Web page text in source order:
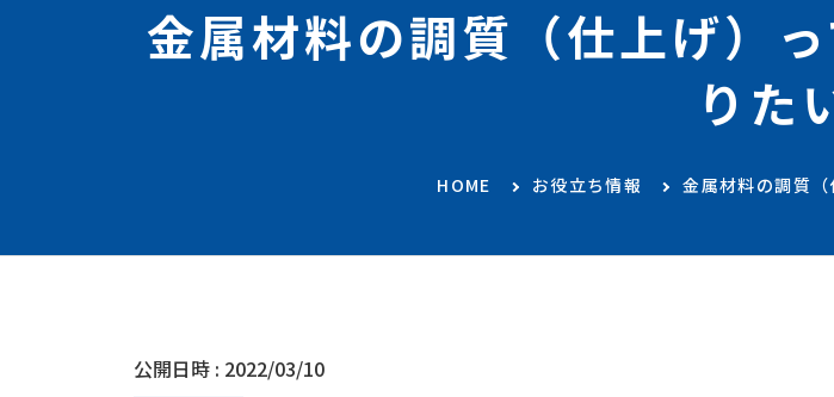
金属材料の調質（仕上げ）
りた
HOME お役立ち情報 金属材料の調質（
公開日時 : 2022/03/10